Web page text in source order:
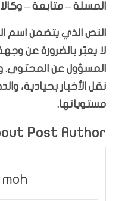
المسلة – متابعة –
النص الذي يتضمن اسم
لا يعبّر بالضرورة عن
المسؤول عن
نقل الأخبار بحيادية،
مستوياتها.
Post Author